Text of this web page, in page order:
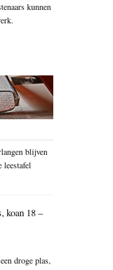
kunnen
blijven
leestafel
koan 18 –
droge plas,